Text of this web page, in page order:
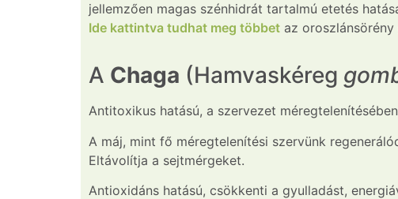
jellemzően magas szénhidrát tartalmú etetés
Ide kattintva tudhat meg többet az
A Chaga (Hamvaskéreg
Antitoxikus hatású, a szervezet
A máj, mint fő méregtelenítési szervünk
Eltávolítja a sejtmérgeket.
Antioxidáns hatású, csökkenti a gyulladást,